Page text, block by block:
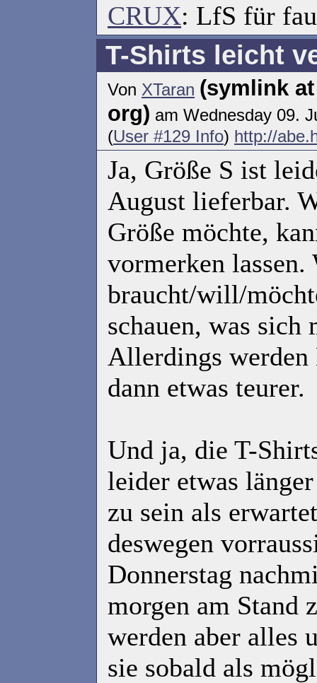
CRUX: LfS für
T-Shirts leicht
Von XTaran (symlink
org) am Wednesday 09.
(User #129 Info) http://
Ja, Größe S ist
August lieferbar.
Größe möchte,
vormerken lassen.
braucht/will/
schauen, was sich
Allerdings werden
dann etwas teurer.
Und ja, die T-
leider etwas
zu sein als
deswegen
Donnerstag
morgen am Stand
werden aber alles
sie sobald als